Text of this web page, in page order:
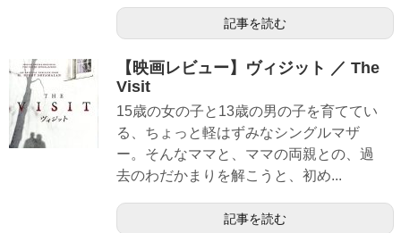
記事を読む
【映画レビュー】ヴィジット ／ The
Visit
15歳の女の子と13歳の男の子を育ててい
る、ちょっと軽はずみなシングルマザ
ー。そんなママと、ママの両親との、過
去のわだかまりを解こうと、初め...
記事を読む